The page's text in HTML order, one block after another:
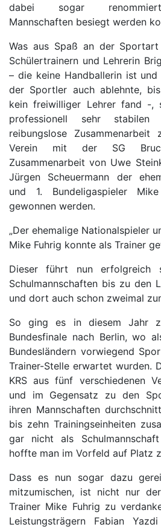
dabei sogar
Mannschaften besiegt werden
Was aus Spaß an der
Schülertrainern und Lehrerin
– die keine Handballerin ist
der Sportler auch ablehnte,
kein freiwilliger Lehrer fand -,
professionell sehr
reibungslose Zusammenarbeit
Verein mit der SG
Zusammenarbeit von Uwe
Jürgen Scheuermann der
und 1. Bundeligaspieler
gewonnen werden.
„Der ehemalige Nationalspieler
Mike Fuhrig konnte als Trainer
Dieser führt nun erfolgreich
Schulmannschaften bis zu den
und dort auch schon zweimal
So ging es in diesem Jahr
Bundesfinale nach Berlin, wo
Bundesländern vorwiegend
Trainer-Stelle erwartet wurden.
KRS aus fünf verschiedenen
und im Gegensatz zu den
ihren Mannschaften
bis zehn Trainingseinheiten
gar nicht als
hoffte man im Vorfeld auf Platz
Dass es nun sogar dazu
mitzumischen, ist nicht nur
Trainer Mike Fuhrig zu
Leistungsträgern Fabian